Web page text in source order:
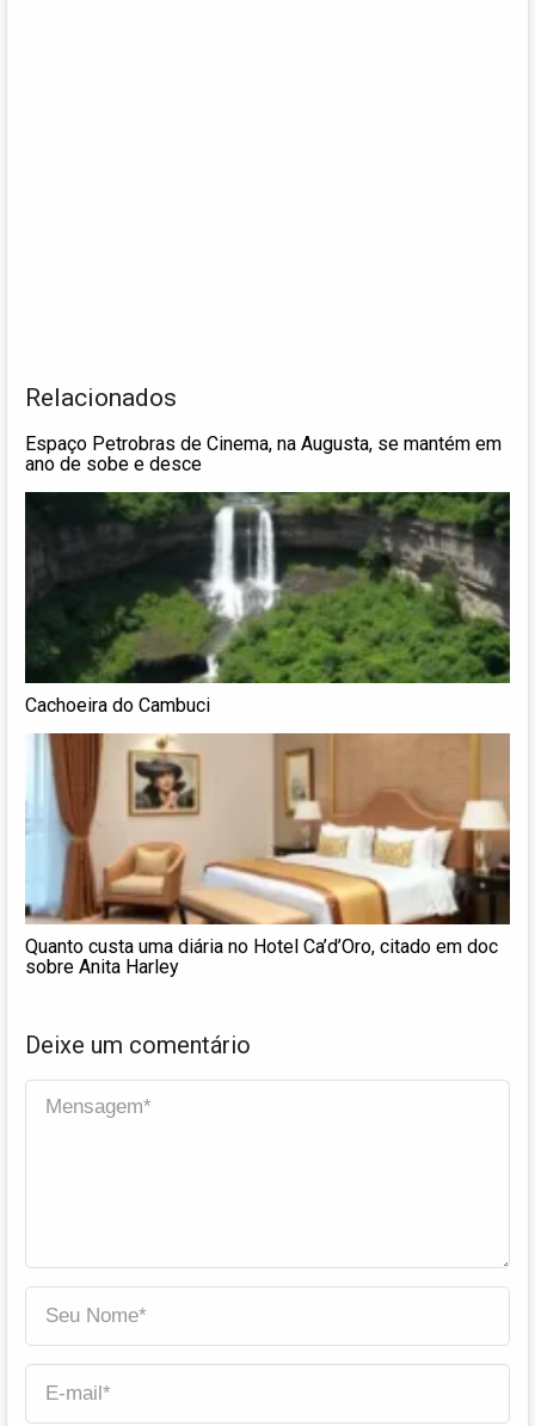
Relacionados
Espaço Petrobras de Cinema, na Augusta, se mantém em
ano de sobe e desce
Cachoeira do Cambuci
Quanto custa uma diária no Hotel Ca’d’Oro, citado em doc
sobre Anita Harley
Deixe um comentário